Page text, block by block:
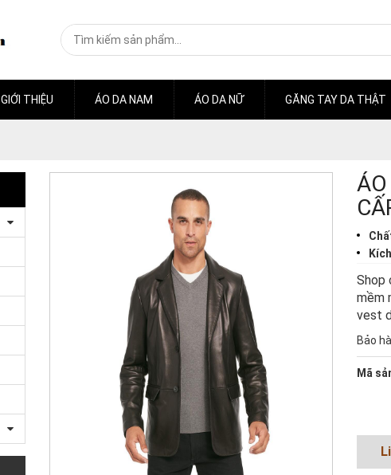
GIỚI THIỆU ÁO DA NAM ÁO DA NỮ GĂNG TAY DA THẬT
Shop
mềm
vest
Bảo
Mã